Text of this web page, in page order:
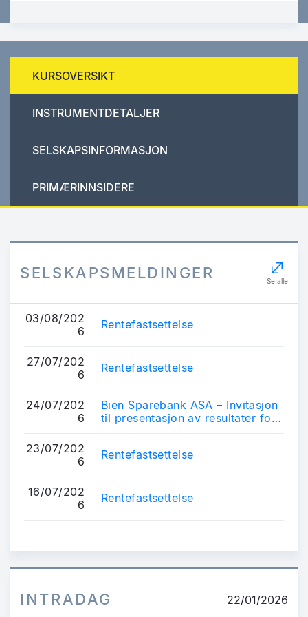
KURSOVERSIKT
INSTRUMENTDETALJER
SELSKAPSINFORMASJON
PRIMÆRINNSIDERE
SELSKAPSMELDINGER Se alle
03/08/202
6
Rentefastsettelse
27/07/202
6
Rentefastsettelse
24/07/202
6
Bien Sparebank ASA – Invitasjon
til presentasjon av resultater for
23/07/202
6
Rentefastsettelse
16/07/202
6
Rentefastsettelse
INTRADAG 22/01/2026